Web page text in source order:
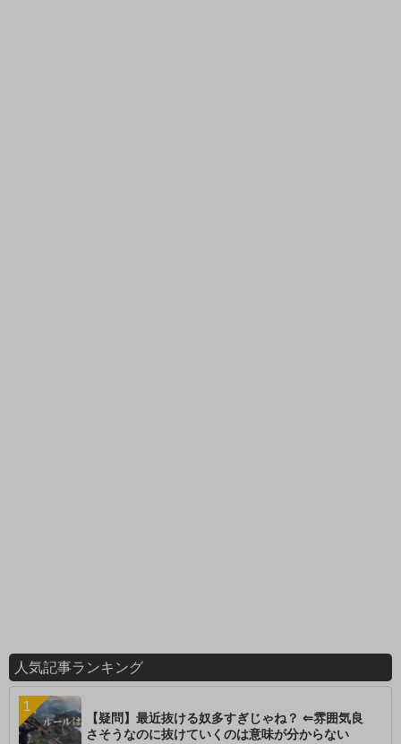
人気記事ランキング
【疑問】最近抜ける奴多すぎじゃね？ ⇐雰囲気良
さそうなのに抜けていくのは意味が分からない